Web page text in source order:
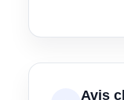
Avis